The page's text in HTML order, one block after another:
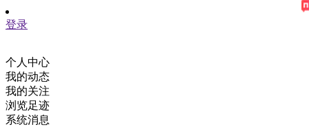
登录
个人中心
我的动态
我的关注
浏览足迹
系统消息